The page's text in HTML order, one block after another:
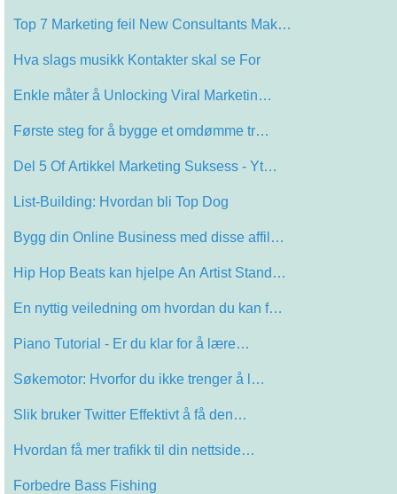
Top 7 Marketing feil New Consultants Mak…
Hva slags musikk Kontakter skal se For
Enkle måter å Unlocking Viral Marketin…
Første steg for å bygge et omdømme tr…
Del 5 Of Artikkel Marketing Suksess - Yt…
List-Building: Hvordan bli Top Dog
Bygg din Online Business med disse affil…
Hip Hop Beats kan hjelpe An Artist Stand…
En nyttig veiledning om hvordan du kan f…
Piano Tutorial - Er du klar for å lære…
Søkemotor: Hvorfor du ikke trenger å l…
Slik bruker Twitter Effektivt å få den…
Hvordan få mer trafikk til din nettside…
Forbedre Bass Fishing